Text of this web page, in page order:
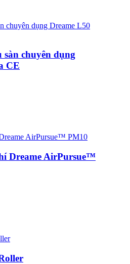
chuyên dụng
CE
Dreame AirPursue™